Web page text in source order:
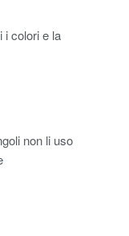
i colori e la
non li uso